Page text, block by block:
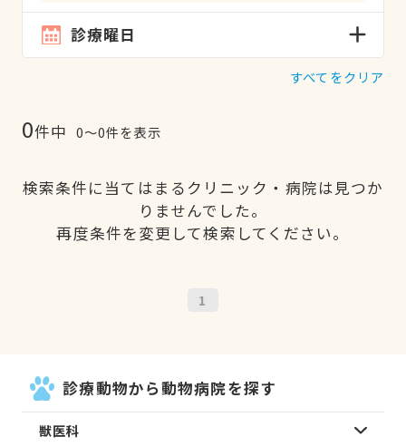
診療曜日
すべてをクリア
0件中 0〜0件を表示
検索条件に当てはまるクリニック・病院は見つか
りませんでした。
再度条件を変更して検索してください。
1
診療動物から動物病院を探す
獣医科